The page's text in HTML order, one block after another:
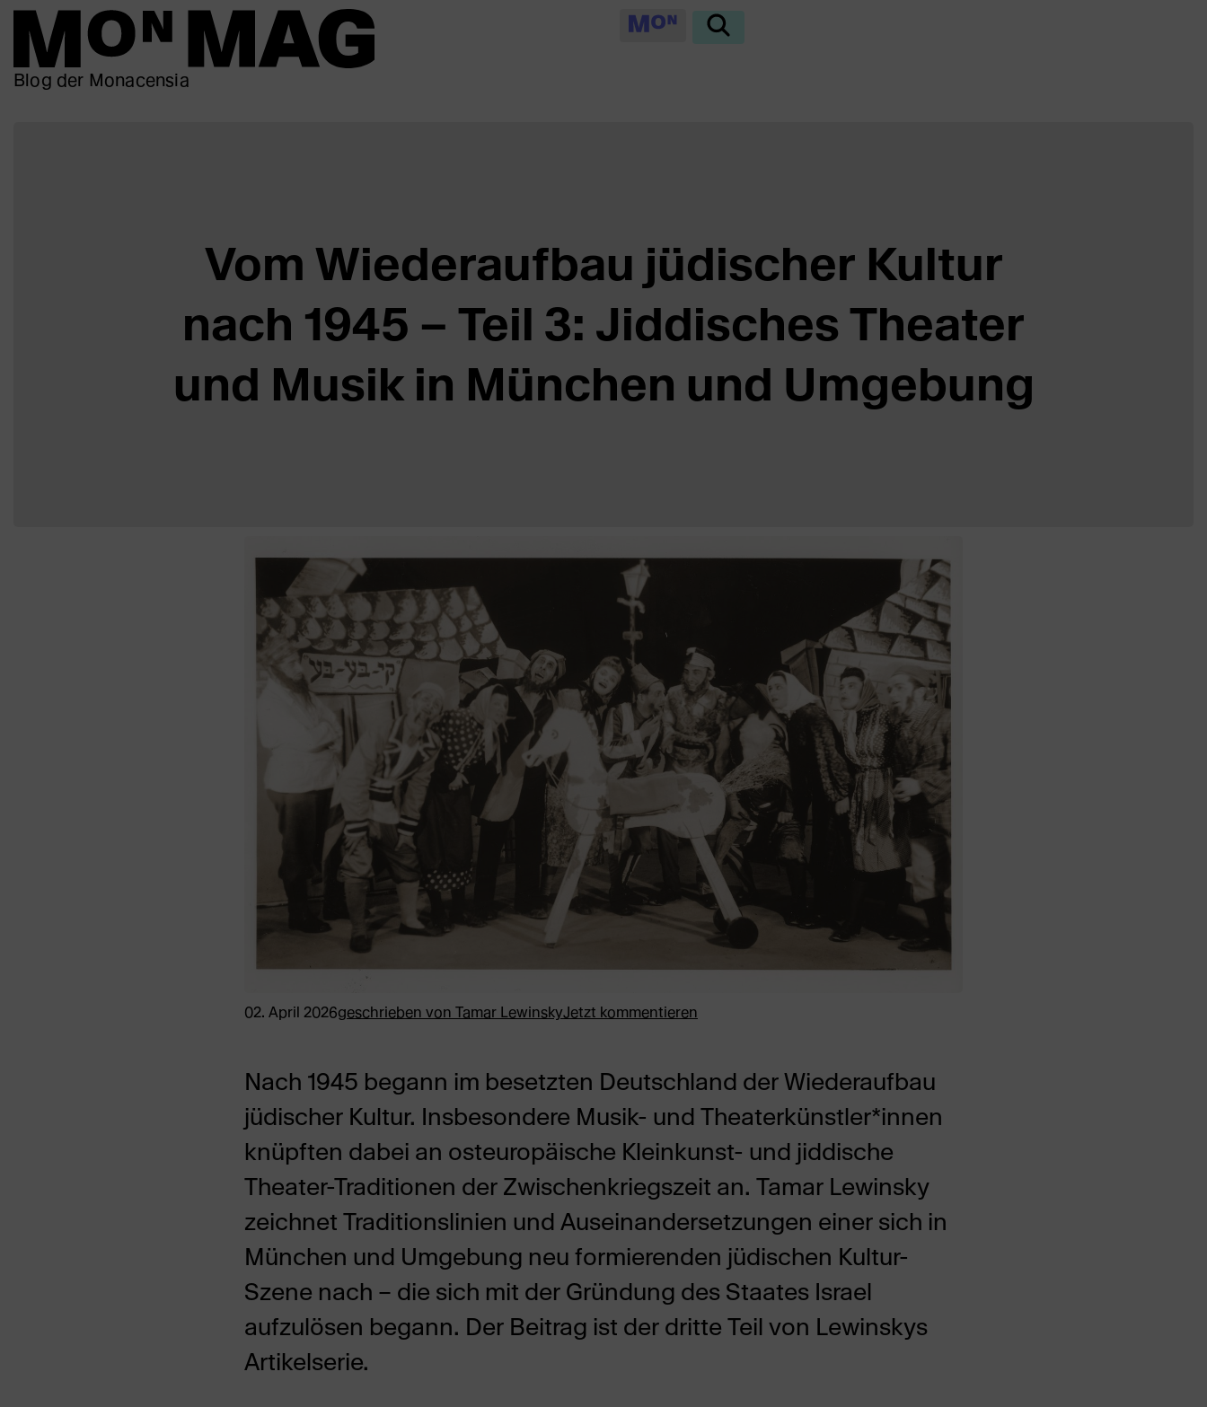
Blog der Monacensia
Vom Wiederaufbau jüdischer Kultur
nach 1945 – Teil 3: Jiddisches Theater
und Musik in München und Umgebung
02. April 2026geschrieben von Tamar LewinskyJetzt kommentieren
Nach 1945 begann im besetzten Deutschland der Wiederaufbau
jüdischer Kultur. Insbesondere Musik- und Theaterkünstler*innen
knüpften dabei an osteuropäische Kleinkunst- und jiddische
Theater-Traditionen der Zwischenkriegszeit an. Tamar Lewinsky
zeichnet Traditionslinien und Auseinandersetzungen einer sich in
München und Umgebung neu formierenden jüdischen Kultur-
Szene nach – die sich mit der Gründung des Staates Israel
aufzulösen begann. Der Beitrag ist der dritte Teil von Lewinskys
Artikelserie.